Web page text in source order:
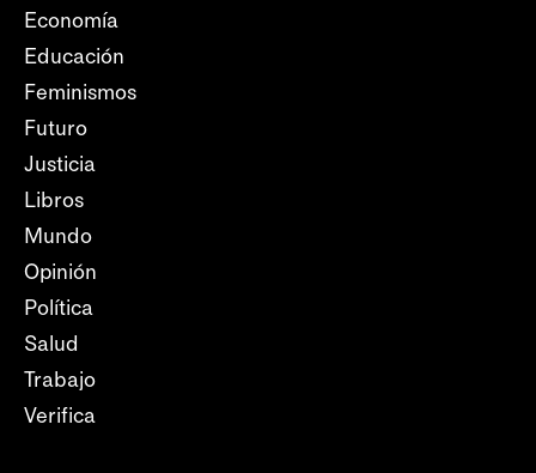
Economía
Educación
Feminismos
Futuro
Justicia
Libros
Mundo
Opinión
Política
Salud
Trabajo
Verifica